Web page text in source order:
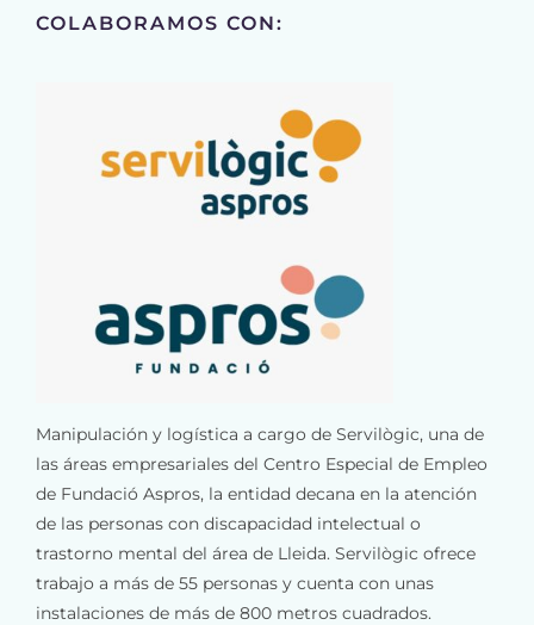
COLABORAMOS CON:
Manipulación y logística a cargo de Servilògic, una de
las áreas empresariales del Centro Especial de Empleo
de Fundació Aspros, la entidad decana en la atención
de las personas con discapacidad intelectual o
trastorno mental del área de Lleida. Servilògic ofrece
trabajo a más de 55 personas y cuenta con unas
instalaciones de más de 800 metros cuadrados.